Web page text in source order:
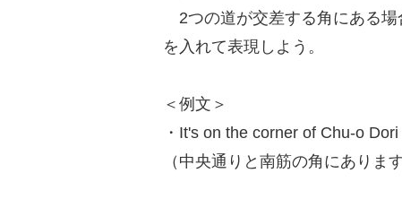
2つの道が交差する角にある場
を入れて表現しよう。
＜例文＞
・It's on the corner of Chu-o
（中央通りと南筋の角にあります